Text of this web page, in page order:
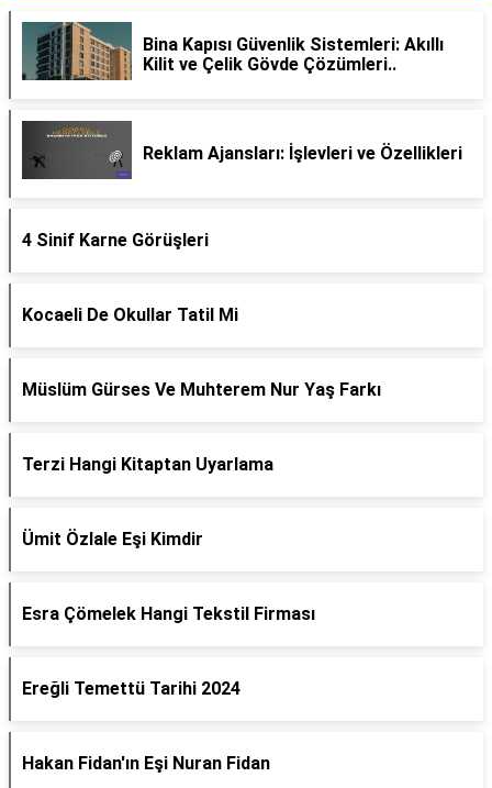
Bina Kapısı Güvenlik Sistemleri: Akıllı
Kilit ve Çelik Gövde Çözümleri..
Reklam Ajansları: İşlevleri ve Özellikleri
4 Sinif Karne Görüşleri
Kocaeli De Okullar Tatil Mi
Müslüm Gürses Ve Muhterem Nur Yaş Farkı
Terzi Hangi Kitaptan Uyarlama
Ümit Özlale Eşi Kimdir
Esra Çömelek Hangi Tekstil Firması
Ereğli Temettü Tarihi 2024
Hakan Fidan'ın Eşi Nuran Fidan